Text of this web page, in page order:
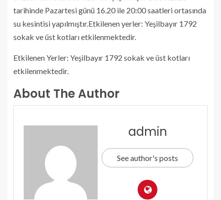
tarihinde Pazartesi günü 16.20 ile 20:00 saatleri ortasında
su kesintisi yapılmıştır.Etkilenen yerler: Yeşilbayır 1792
sokak ve üst kotları etkilenmektedir.
Etkilenen Yerler: Yeşilbayır 1792 sokak ve üst kotları
etkilenmektedir.
About The Author
admin
See author's posts